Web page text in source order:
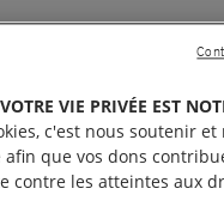
a été signé, près
sur leur renvoi en
VIE PRIVÉE EST
c'est nous soutenir
que vos dons
contre les atteintes aux